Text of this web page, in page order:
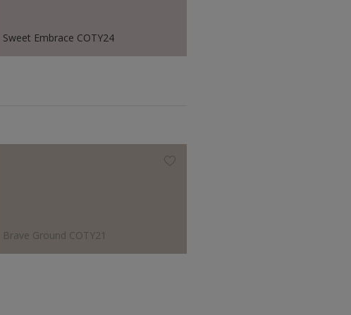
Sweet Embrace COTY24